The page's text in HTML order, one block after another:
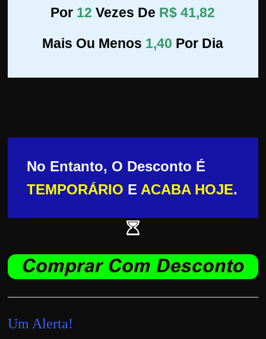
Por 12 Vezes De R$ 41,82
Mais Ou Menos 1,40 Por Dia
No Entanto, O Desconto É
TEMPORÁRIO E ACABA HOJE.
Um Alerta!